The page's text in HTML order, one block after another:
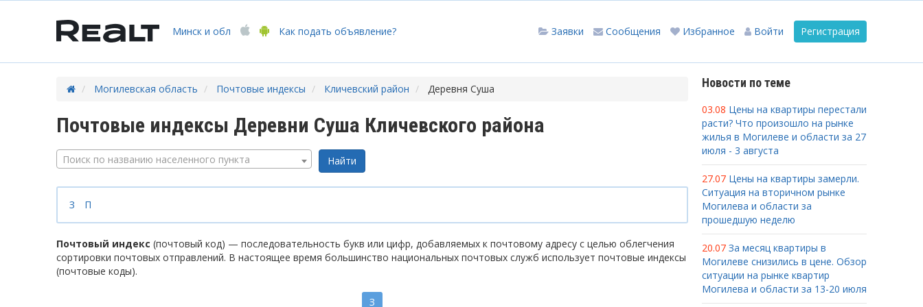
Минск и обл Как подать объявление? Регистрация
Войти
Избранное
Сообщения
Заявки
Могилевская область Почтовые индексы Кличевский район Деревня Суша
Почтовые индексы Деревни Суша Кличевского района
Поиск по названию населенного пункта
З П
Почтовый индекс (почтовый код) — последовательность букв или цифр, добавляемых к почтовому адресу с целью облегчения
сортировки почтовых отправлений. В настоящее время большинство национальных почтовых служб использует почтовые индексы
(почтовые коды).
З
Новости по теме
03.08 Цены на квартиры перестали
расти? Что произошло на рынке
жилья в Могилеве и области за 27
июля - 3 августа
27.07 Цены на квартиры замерли.
Ситуация на вторичном рынке
Могилева и области за
прошедшую неделю
20.07 За месяц квартиры в
Могилеве снизились в цене. Обзор
ситуации на рынке квартир
Могилева и области за 13-20 июля